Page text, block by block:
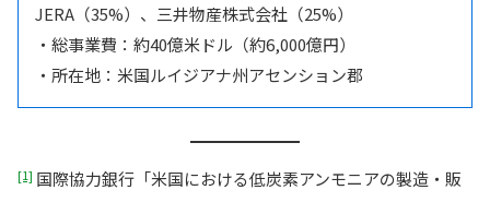
JERA（35%）、三井物産株式会社（25%）
・総事業費：約40億米ドル（約6,000億円）
・所在地：米国ルイジアナ州アセンション郡
[1] 国際協力銀行「米国における低炭素アンモニアの製造・販